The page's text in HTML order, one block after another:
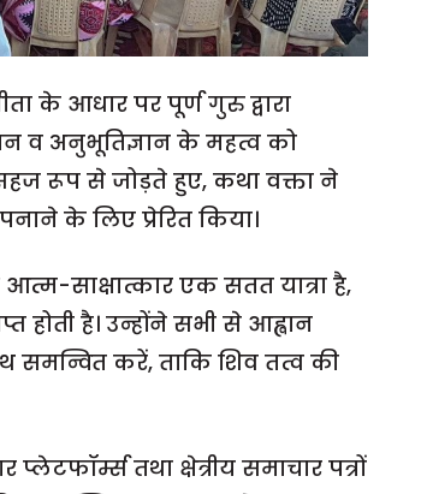
के आधार पर पूर्ण गुरु द्वारा
व अनुभूतिज्ञान के महत्व को
रूप से जोड़ते हुए, कथा वक्ता ने
के लिए प्रेरित किया।
साक्षात्कार एक सतत यात्रा है,
होती है। उन्होंने सभी से आह्वान
करें, ताकि शिव तत्व की
तथा क्षेत्रीय समाचार पत्रों